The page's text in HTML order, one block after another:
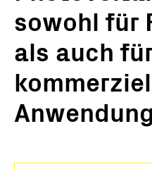
sowohl für
als auch